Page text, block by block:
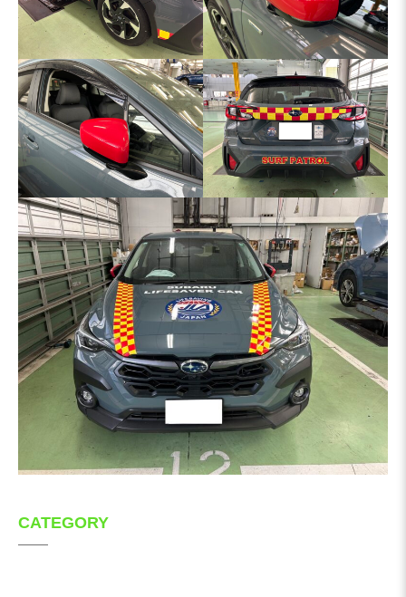
CATEGORY